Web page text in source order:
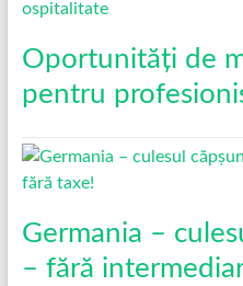
Oportunități de
pentru
Germania –
– fără